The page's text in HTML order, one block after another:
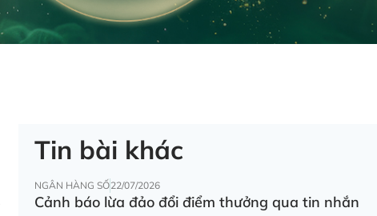
Tin bài khác
NGÂN HÀNG SỐ22/07/2026
Cảnh báo lừa đảo đổi điểm thưởng qua tin nhắn